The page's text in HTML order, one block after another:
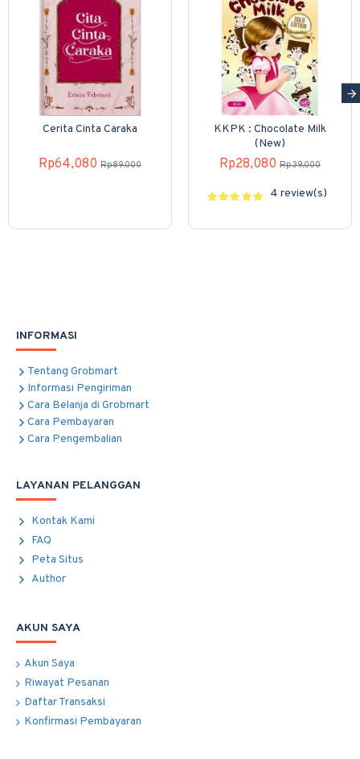
Cerita Cinta Caraka
Rp64,080 Rp89,000
KKPK : Chocolate Milk
(New)
Rp28,080 Rp39,000
4 review(s)
INFORMASI
Tentang Grobmart
Informasi Pengiriman
Cara Belanja di Grobmart
Cara Pembayaran
Cara Pengembalian
LAYANAN PELANGGAN
Kontak Kami
FAQ
Peta Situs
Author
AKUN SAYA
Akun Saya
Riwayat Pesanan
Daftar Transaksi
Konfirmasi Pembayaran